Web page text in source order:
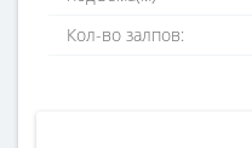
Кол-во залпов: